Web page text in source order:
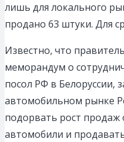
лишь для локального
продано 63 штуки. Для
Известно, что
меморандум о
посол РФ в Белоруссии,
автомобильном рынке
подорвать рост продаж
автомобили и